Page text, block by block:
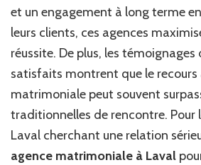
et un engagement à long terme
leurs clients, ces agences
réussite. De plus, les témoignages
satisfaits montrent que le recours
matrimoniale peut souvent
traditionnelles de rencontre. Pour
Laval cherchant une relation
agence matrimoniale à Laval